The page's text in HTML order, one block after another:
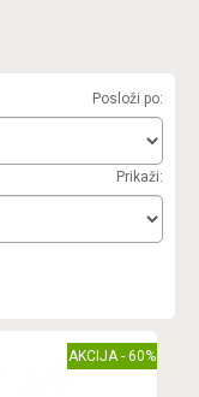
Posloži po:
Prikaži:
AKCIJA - 60%